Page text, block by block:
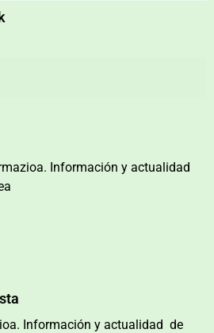
Información y actualidad
Información y actualidad de